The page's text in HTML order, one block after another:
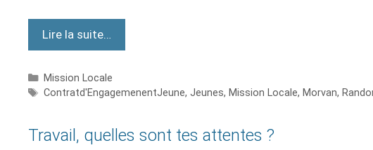
Lire la suite…
Mission Locale
Contratd'EngagemenentJeune, Jeunes, Mission Locale, Morvan,
Travail, quelles sont tes attentes ?